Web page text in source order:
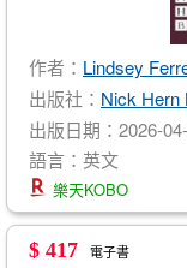
作者： Lindsey
出版社： Nick Hern
出版日期：2026-
語言：英文
樂天KOBO
$ 417 電子書